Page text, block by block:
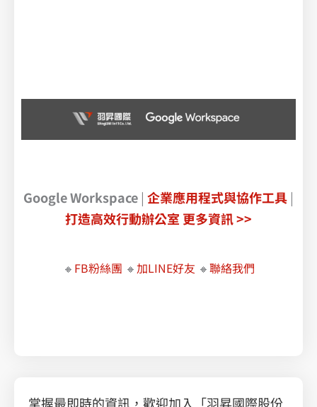
Google Workspace | 企業應用程式與協作工具 |
打造高效行動辦公室 更多資訊 >>
🔸 FB粉絲團 🔸加LINE好友 🔸聯絡我們
掌握最即時的資訊，歡迎加入「羽昇國際股份